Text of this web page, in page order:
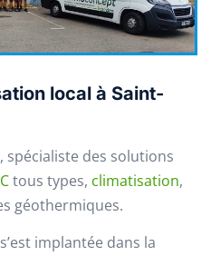
local à Saint-
spécialiste des solutions
tous types, climatisation,
géothermiques.
implantée dans la